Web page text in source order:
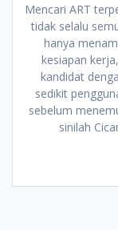
Mencari ART
tidak selalu
hanya
kesiapan
kandidat
sedikit
sebelum
sinilah